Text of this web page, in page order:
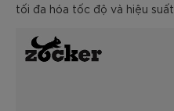
tối đa hóa tốc độ và hiệu suất.